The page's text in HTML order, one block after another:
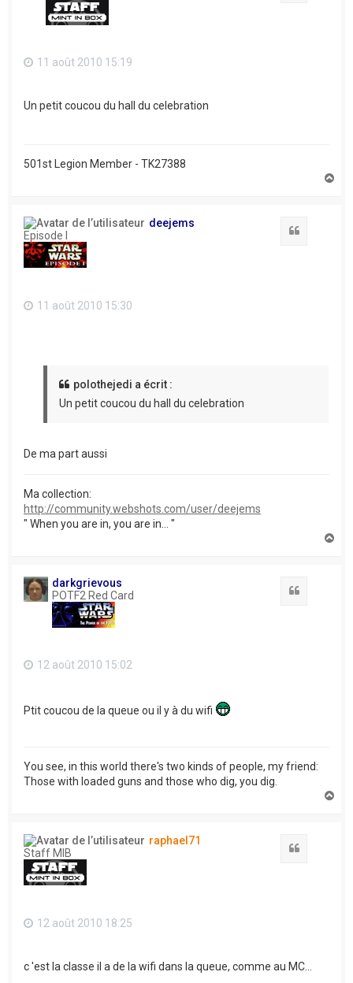
11 août 2010 15:19
Un petit coucou du hall du celebration
501st Legion Member - TK27388
deejems
Episode I
11 août 2010 15:30
polothejedi a écrit :
Un petit coucou du hall du celebration
De ma part aussi
Ma collection:
http://community.webshots.com/user/deejems
" When you are in, you are in... "
darkgrievous
POTF2 Red Card
12 août 2010 15:02
Ptit coucou de la queue ou il y à du wifi
You see, in this world there's two kinds of people, my friend:
Those with loaded guns and those who dig, you dig.
raphael71
Staff MIB
12 août 2010 18:25
c 'est la classe il a de la wifi dans la queue, comme au MC...